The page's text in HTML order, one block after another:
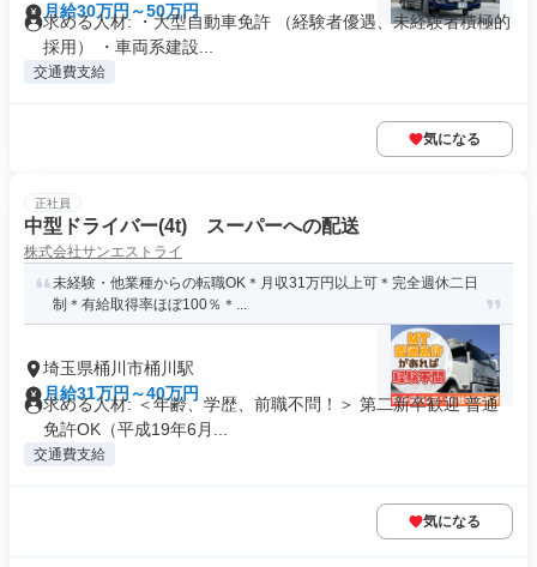
月給30万円～50万円
求める人材: ・大型自動車免許 （経験者優遇、未経験者積極的
採用） ・車両系建設...
交通費支給
気になる
正社員
中型ドライバー(4t) スーパーへの配送
株式会社サンエストライ
未経験・他業種からの転職OK＊月収31万円以上可＊完全週休二日
制＊有給取得率ほぼ100％＊...
埼玉県桶川市桶川駅
月給31万円～40万円
求める人材: ＜年齢、学歴、前職不問！＞ 第二新卒歓迎 普通
免許OK（平成19年6月...
交通費支給
気になる